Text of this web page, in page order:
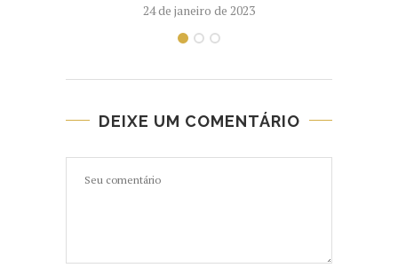
24 de janeiro de 2023
DEIXE UM COMENTÁRIO